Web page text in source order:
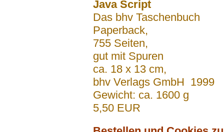
Java Script
Das bhv Taschenbuch
Paperback,
755 Seiten,
gut mit Spuren
ca. 18 x 13 cm,
bhv Verlags GmbH 1999
Gewicht: ca. 1600 g
5,50 EUR